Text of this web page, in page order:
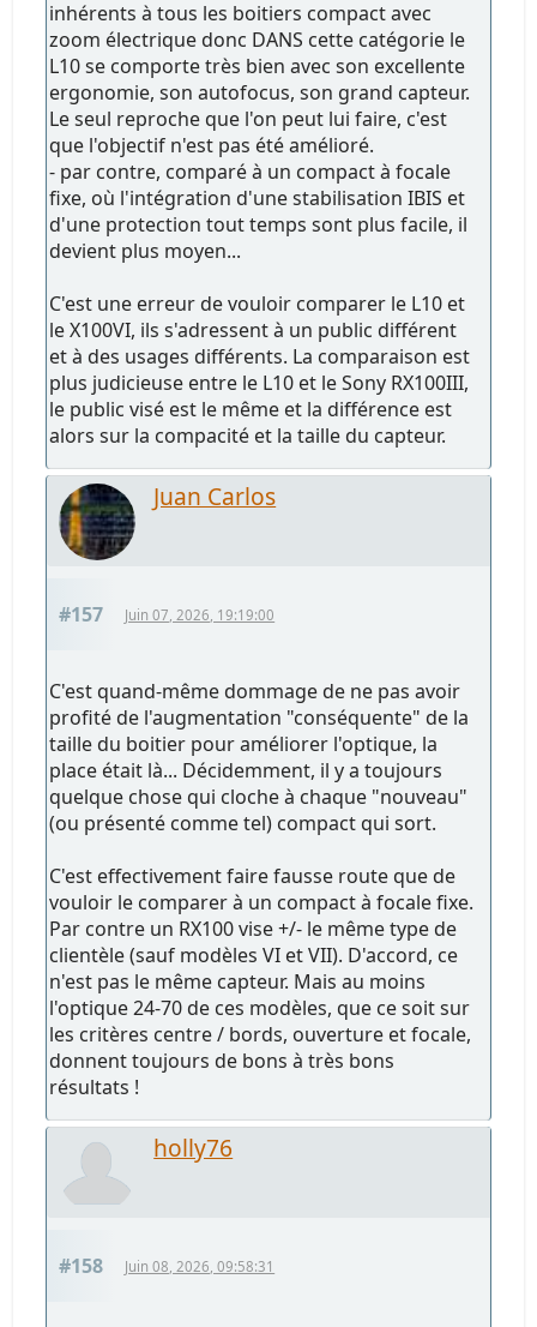
inhérents à tous les boitiers compact avec
zoom électrique donc DANS cette catégorie le
L10 se comporte très bien avec son excellente
ergonomie, son autofocus, son grand capteur.
Le seul reproche que l'on peut lui faire, c'est
que l'objectif n'est pas été amélioré.
- par contre, comparé à un compact à focale
fixe, où l'intégration d'une stabilisation IBIS et
d'une protection tout temps sont plus facile, il
devient plus moyen...
C'est une erreur de vouloir comparer le L10 et
le X100VI, ils s'adressent à un public différent
et à des usages différents. La comparaison est
plus judicieuse entre le L10 et le Sony RX100III,
le public visé est le même et la différence est
alors sur la compacité et la taille du capteur.
Juan Carlos
#157 Juin 07, 2026, 19:19:00
C'est quand-même dommage de ne pas avoir
profité de l'augmentation "conséquente" de la
taille du boitier pour améliorer l'optique, la
place était là... Décidemment, il y a toujours
quelque chose qui cloche à chaque "nouveau"
(ou présenté comme tel) compact qui sort.
C'est effectivement faire fausse route que de
vouloir le comparer à un compact à focale fixe.
Par contre un RX100 vise +/- le même type de
clientèle (sauf modèles VI et VII). D'accord, ce
n'est pas le même capteur. Mais au moins
l'optique 24-70 de ces modèles, que ce soit sur
les critères centre / bords, ouverture et focale,
donnent toujours de bons à très bons
résultats !
holly76
#158 Juin 08, 2026, 09:58:31